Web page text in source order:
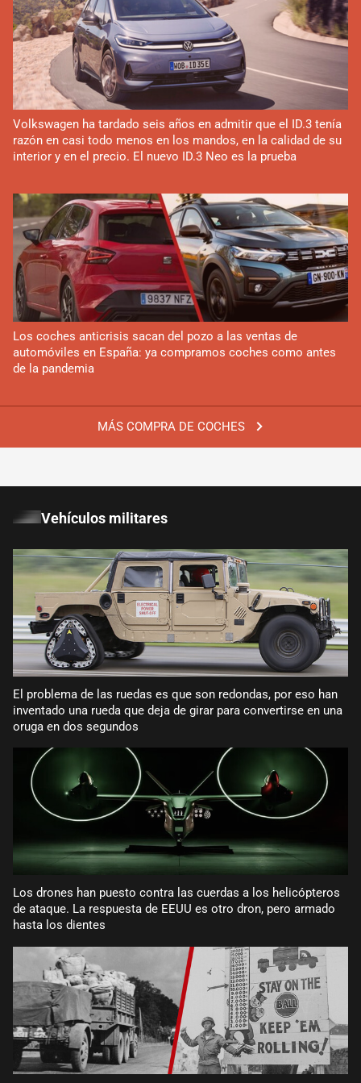
MÁS COMPRA DE COCHES
Volkswagen ha tardado seis años en admitir que el ID.3 tenía
razón en casi todo menos en los mandos, en la calidad de su
interior y en el precio. El nuevo ID.3 Neo es la prueba
Los coches anticrisis sacan del pozo a las ventas de
automóviles en España: ya compramos coches como antes
de la pandemia
Vehículos militares
El problema de las ruedas es que son redondas, por eso han
inventado una rueda que deja de girar para convertirse en una
oruga en dos segundos
Los drones han puesto contra las cuerdas a los helicópteros
de ataque. La respuesta de EEUU es otro dron, pero armado
hasta los dientes